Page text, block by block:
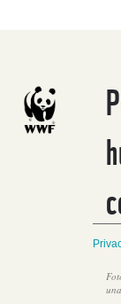
una